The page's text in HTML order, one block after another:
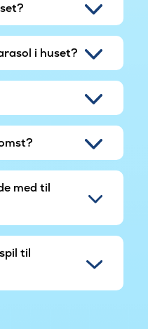
i huset?
med til
til